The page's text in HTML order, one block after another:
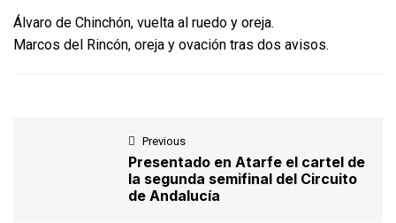
Álvaro de Chinchón, vuelta al ruedo y oreja.
Marcos del Rincón, oreja y ovación tras dos avisos.
Previous
Presentado en Atarfe el cartel de
la segunda semifinal del Circuito
de Andalucía